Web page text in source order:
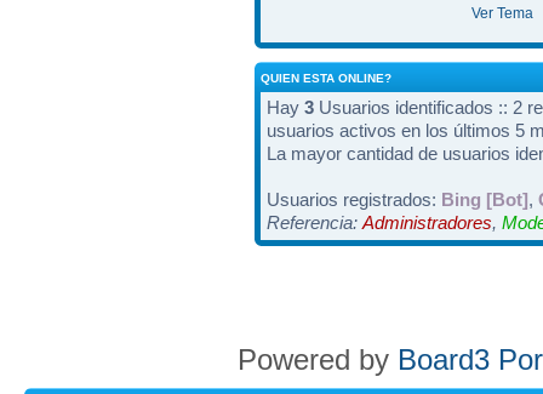
Ver Tema
QUIEN ESTA ONLINE?
Hay 3 Usuarios identificados :: 2
usuarios activos en los últimos 5
La mayor cantidad de usuarios
Usuarios registrados: Bing [Bot] ,
Referencia: Administradores,
Powered by Board3